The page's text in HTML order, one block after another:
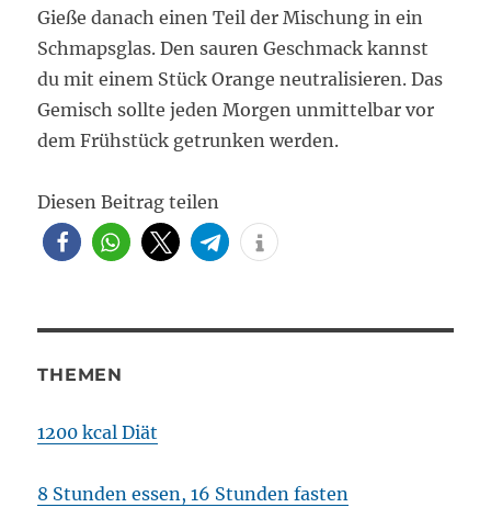
Gieße danach einen Teil der Mischung in ein
Schmapsglas. Den sauren Geschmack kannst
du mit einem Stück Orange neutralisieren. Das
Gemisch sollte jeden Morgen unmittelbar vor
dem Frühstück getrunken werden.
Diesen Beitrag teilen
THEMEN
1200 kcal Diät
8 Stunden essen, 16 Stunden fasten